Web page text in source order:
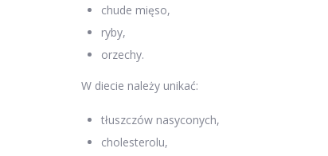
chude mięso,
ryby,
orzechy.
W diecie należy unikać:
tłuszczów nasyconych,
cholesterolu,